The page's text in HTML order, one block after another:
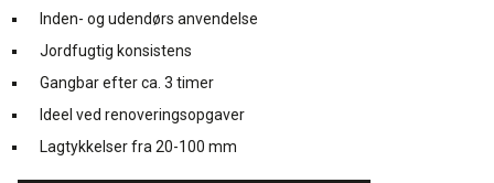
Inden- og udendørs anvendelse
Jordfugtig konsistens
Gangbar efter ca. 3 timer
Ideel ved renoveringsopgaver
Lagtykkelser fra 20-100 mm